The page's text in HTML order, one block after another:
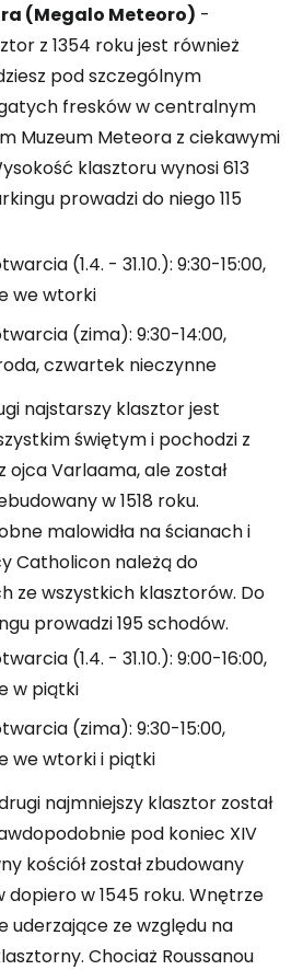
(Megalo Meteoro) -
z 1354 roku jest również
pod szczególnym
fresków w centralnym
Muzeum Meteora z ciekawymi
klasztoru wynosi 613
prowadzi do niego 115
(1.4. - 31.10.): 9:30-15:00,
we wtorki
(zima): 9:30-14:00,
czwartek nieczynne
najstarszy klasztor jest
świętym i pochodzi z
ojca Varlaama, ale został
w 1518 roku.
malowidła na ścianach i
Catholicon należą do
ze wszystkich klasztorów. Do
prowadzi 195 schodów.
(1.4. - 31.10.): 9:00-16:00,
w piątki
(zima): 9:30-15:00,
we wtorki i piątki
najmniejszy klasztor został
pod koniec XIV
kościół został zbudowany
dopiero w 1545 roku. Wnętrze
uderzające ze względu na
Chociaż Roussanou